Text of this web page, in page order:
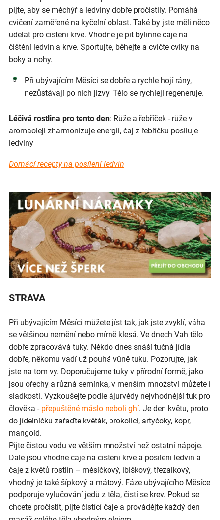
pijte, aby se měchýř a ledviny dobře pročistily. Pomáhá
cvičení zaměřené na kyčelní oblast. Také by jste měli něco
udělat pro čištění krve. Vhodné je pít bylinné čaje na
čištění ledvin a krve. Sportujte, běhejte a cvičte cviky na
boky a nohy.
Při ubývajícím Měsíci se dobře a rychle hojí rány,
nezůstávají po nich jizvy. Tělo se rychleji regeneruje.
Léčivá rostlina pro tento den: Růže a řebříček - růže v
aromaoleji zharmonizuje energii, čaj z řebříčku posiluje
ledviny
Domácí recepty na posílení ledvin
STRAVA
Při ubývajícím Měsíci můžete jíst tak, jak jste zvyklí, váha
se většinou nemění nebo mírně klesá. Ve dnech Vah tělo
dobře zpracovává tuky. Někdo dnes snáší tučná jídla
dobře, někomu vadí už pouhá vůně tuku. Pozorujte, jak
jste na tom vy. Doporučujeme tuky v přírodní formě, jako
jsou ořechy a různá semínka, v menším množství můžete i
sladkosti. Vyzkoušejte podle ájurvédy nejvhodnější tuk pro
člověka - přepuštěné máslo neboli ghí. Je den květu, proto
do jídelníčku zařaďte květák, brokolici, artyčoky, kopr,
mangold.
Pijte čistou vodu ve větším množství než ostatní nápoje.
Dále jsou vhodné čaje na čištění krve a posílení ledvin a
čaje z květů rostlin – měsíčkový, ibiškový, třezalkový,
vhodný je také šípkový a mátový. Fáze ubývajícího Měsíce
podporuje vylučování jedů z těla, čistí se krev. Pokud se
chcete pročistit, pijte čistící čaje a provádějte každý den